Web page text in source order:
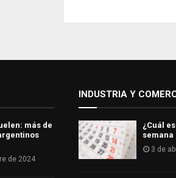
más de
de 2024
INDUSTRIA Y
¿Cuál
semana
3 de